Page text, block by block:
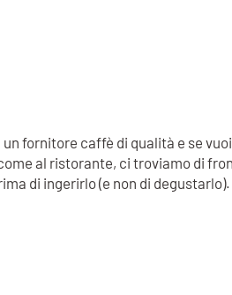
fornitore caffè di qualità e se
al ristorante, ci troviamo di
di ingerirlo (e non di degustarlo).